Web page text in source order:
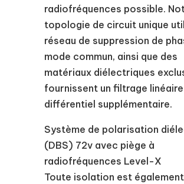
radiofréquences possible.
topologie de circuit unique
réseau de suppression de
mode commun, ainsi que des
matériaux diélectriques
fournissent un filtrage linéaire
différentiel supplémentaire.
Système de polarisation
(DBS) 72v avec piège à
radiofréquences Level-X
Toute isolation est également